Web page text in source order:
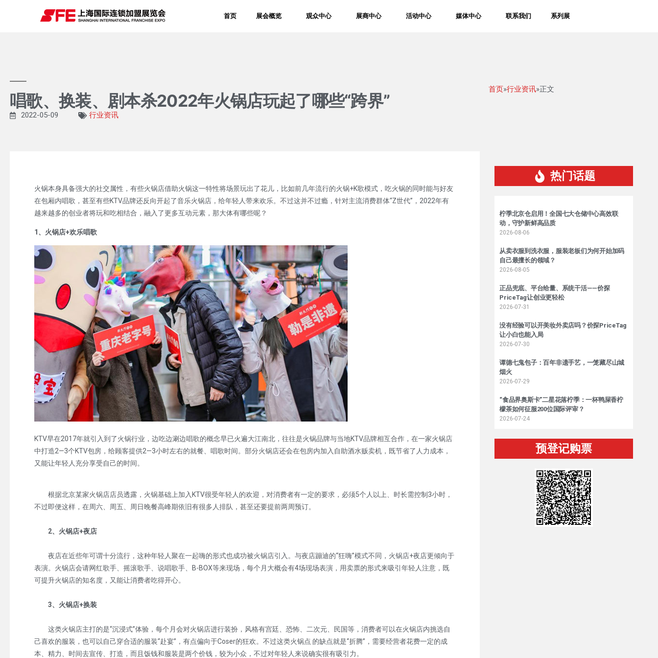
首页 展会概览 观众中心 展商中心 活动中心 媒体中心 联系我们 系列展
唱歌、换装、剧本杀2022年火锅店玩起了哪些“跨界”
首页»行业资讯»正文
2022-05-09 行业资讯
火锅本身具备强大的社交属性，有些火锅店借助火锅这一特性将场景玩出了花儿，比如前几年流行的火锅+K歌模式，吃火锅的同时能与好友
在包厢内唱歌，甚至有些KTV品牌还反向开起了音乐火锅店，给年轻人带来欢乐。不过这并不过瘾，针对主流消费群体“Z世代”，2022年有
越来越多的创业者将玩和吃相结合，融入了更多互动元素，那大体有哪些呢？
1、火锅店+欢乐唱歌
KTV早在2017年就引入到了火锅行业，边吃边涮边唱歌的概念早已火遍大江南北，往往是火锅品牌与当地KTV品牌相互合作，在一家火锅店
中打造2—3个KTV包房，给顾客提供2—3小时左右的就餐、唱歌时间。部分火锅店还会在包房内加入自助酒水贩卖机，既节省了人力成本，
又能让年轻人充分享受自己的时间。
根据北京某家火锅店店员透露，火锅基础上加入KTV很受年轻人的欢迎，对消费者有一定的要求，必须5个人以上、时长需控制3小时，
不过即便这样，在周六、周五、周日晚餐高峰期依旧有很多人排队，甚至还要提前两周预订。
2、火锅店+夜店
夜店在近些年可谓十分流行，这种年轻人聚在一起嗨的形式也成功被火锅店引入。与夜店蹦迪的“狂嗨”模式不同，火锅店+夜店更倾向于
表演。火锅店会请网红歌手、摇滚歌手、说唱歌手、B-BOX等来现场，每个月大概会有4场现场表演，用卖票的形式来吸引年轻人注意，既
可提升火锅店的知名度，又能让消费者吃得开心。
3、火锅店+换装
这类火锅店主打的是“沉浸式”体验，每个月会对火锅店进行装扮，风格有宫廷、恐怖、二次元、民国等，消费者可以在火锅店内挑选自
己喜欢的服装，也可以自己穿合适的服装“赴宴”，有点偏向于Coser的狂欢。不过这类火锅点 的缺点就是“折腾”，需要经营者花费一定的成
本、精力、时间去宣传、打造，而且饭钱和服装是两个价钱，较为小众，不过对年轻人来说确实很有吸引力。
热门话题
柠季北京仓启用！全国七大仓储中心高效联
动，守护新鲜高品质
2026-08-06
从卖衣服到洗衣服，服装老板们为何开始加码
自己最擅长的领域？
2026-08-05
正品兜底、平台给量、系统干活——价探
PriceTag让创业更轻松
2026-07-31
没有经验可以开美妆外卖店吗？价探PriceTag
让小白也能入局
2026-07-30
谭德七鬼包子：百年非遗手艺，一笼藏尽山城
烟火
2026-07-29
“食品界奥斯卡”二星花落柠季：一杯鸭屎香柠
檬茶如何征服200位国际评审？
2026-07-24
预登记购票